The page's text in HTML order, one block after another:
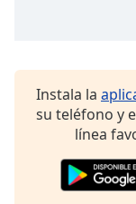
Instala la
su teléfono y
línea